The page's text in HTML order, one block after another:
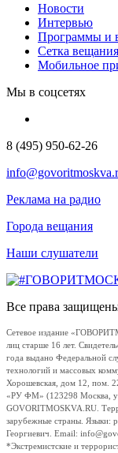
Новости
Интервью
Программы и
Сетка вещания
Мобильное
Мы в соцсетях
8 (495) 950-62-26
Реклама на радио
Города вещания
Наши слушатели
Все права
Сетевое издание
лиц старше 16 лет.
года выдано Федеральной
технологий и массовых
Хорошевская, дом 12, пом.
«РУ ФМ» (123298 Москва,
GOVORITMOSKVA.RU.
зарубежные страны. Языки:
Георгиевич. Email:
*Экстремистские и